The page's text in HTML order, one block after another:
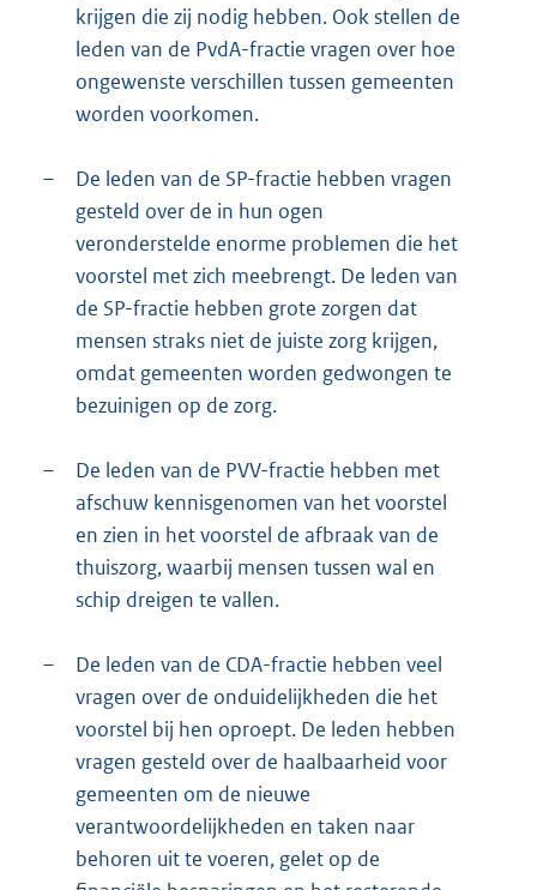
krijgen die zij nodig hebben. Ook stellen de
leden van de PvdA-fractie vragen over hoe
ongewenste verschillen tussen gemeenten
worden voorkomen.
–
De leden van de SP-fractie hebben vragen
gesteld over de in hun ogen
veronderstelde enorme problemen die het
voorstel met zich meebrengt. De leden van
de SP-fractie hebben grote zorgen dat
mensen straks niet de juiste zorg krijgen,
omdat gemeenten worden gedwongen te
bezuinigen op de zorg.
–
De leden van de PVV-fractie hebben met
afschuw kennisgenomen van het voorstel
en zien in het voorstel de afbraak van de
thuiszorg, waarbij mensen tussen wal en
schip dreigen te vallen.
–
De leden van de CDA-fractie hebben veel
vragen over de onduidelijkheden die het
voorstel bij hen oproept. De leden hebben
vragen gesteld over de haalbaarheid voor
gemeenten om de nieuwe
verantwoordelijkheden en taken naar
behoren uit te voeren, gelet op de